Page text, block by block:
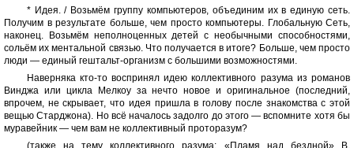
* Идея. / Возьмём группу компьютеров, объединим их в единую сеть.
Получим в результате больше, чем просто компьютеры. Глобальную Сеть,
наконец. Возьмём неполноценных детей с необычными способностями,
сольём их ментальной связью. Что получается в итоге? Больше, чем просто
люди — единый гештальт-организм с большими возможностями.
Наверняка кто-то воспринял идею коллективного разума из романов
Винджа или цикла Мелкоу за нечто новое и оригинальное (последний,
впрочем, не скрывает, что идея пришла в голову после знакомства с этой
вещью Старджона). Но всё началось задолго до этого — вспомните хотя бы
муравейник — чем вам не коллективный проторазум?
(также на тему коллективного разума: «Пламя над бездной» В.